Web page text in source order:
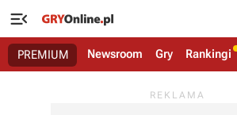

PREMIUM Newsroom Gry Rankingi